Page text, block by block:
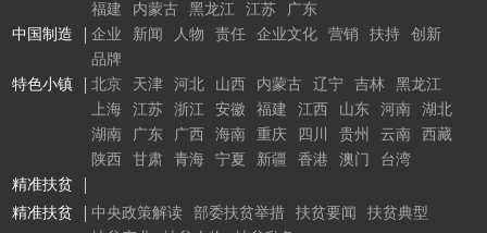
福建
内蒙古 黑龙江 江苏
广东
中国制造
企业 新闻 人物 责任 企业文化 营销 扶持
创新
品牌
特色小镇
北京 天津 河北 山西 内蒙古 辽宁 吉林
黑龙江
上海
江苏 浙江 安徽 福建 江西 山东 河南
湖北
湖南
广东 广西 海南 重庆 四川 贵州 云南
西藏
陕西
甘肃 青海 宁夏 新疆 香港 澳门
台湾
精准扶贫
精准扶贫
中央政策解读 部委扶贫举措 扶贫要闻
扶贫典型